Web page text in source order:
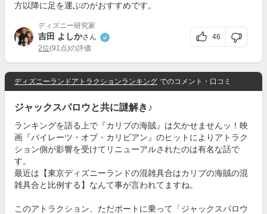
方以降に足を運ぶのがおすすめです。
ディズニー研究家
吉田 よしかさん
2位(91点)の評価
46
ディズニーランドアトラクションランキング でのコメント・口コミ
ジャックスパロウと共に謎解き♪
ランキングを語る上で『カリブの海賊』は欠かせませんッ！映
画『パイレーツ・オブ・カリビアン』のヒットによりアトラク
ション側が影響を受けてリニューアルされたのは有名な話で
す。
最近は【東京ディズニーランドの混雑具合はカリブの海賊の混
雑具合と比例する】なんて事が言われてますね。
このアトラクション、ただボートに乗って「ジャックスパロウ